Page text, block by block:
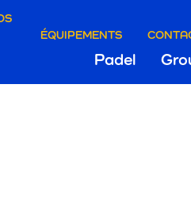
ÉQUIPEMENTS
Padel